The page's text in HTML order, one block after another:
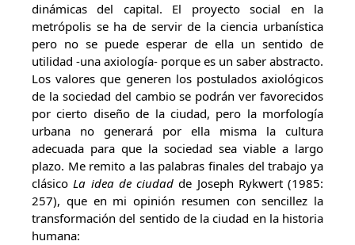
dinámicas del capital. El proyecto social en la
metrópolis se ha de servir de la ciencia urbanística
pero no se puede esperar de ella un sentido de
utilidad -una axiología- porque es un saber abstracto.
Los valores que generen los postulados axiológicos
de la sociedad del cambio se podrán ver favorecidos
por cierto diseño de la ciudad, pero la morfología
urbana no generará por ella misma la cultura
adecuada para que la sociedad sea viable a largo
plazo. Me remito a las palabras finales del trabajo ya
clásicoLa idea de ciudad de Joseph Rykwert (1985:
257), que en mi opinión resumen con sencillez la
transformación del sentido de la ciudad en la historia
humana: